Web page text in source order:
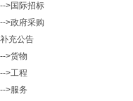
-->国际招标
-->政府采购
补充公告
-->货物
-->工程
-->服务